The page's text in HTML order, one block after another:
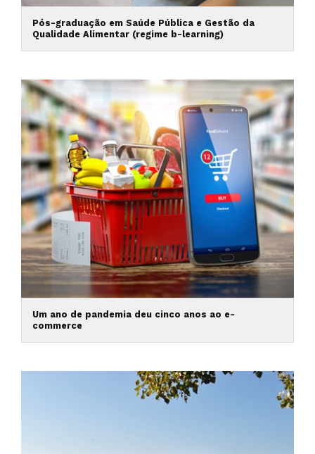
Pós-graduação em Saúde Pública e Gestão da
Qualidade Alimentar (regime b-learning)
Um ano de pandemia deu cinco anos ao e-
commerce